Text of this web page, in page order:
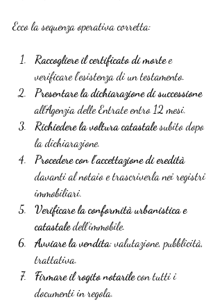
Ecco la sequenza operativa corretta:
Raccogliere il certificato di morte e
verificare l’esistenza di un testamento.
Presentare la dichiarazione di successione
all’Agenzia delle Entrate entro 12 mesi.
Richiedere la voltura catastale subito dopo
la dichiarazione.
Procedere con l’accettazione di eredità
davanti al notaio e trascriverla nei registri
immobiliari.
Verificare la conformità urbanistica e
catastale dell’immobile.
Avviare la vendita: valutazione, pubblicità,
trattativa.
Firmare il rogito notarile con tutti i
documenti in regola.